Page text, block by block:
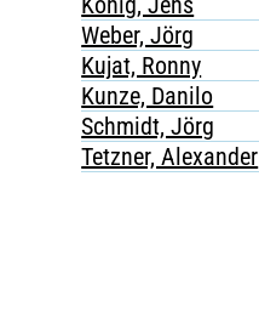
Weber, Jörg
Kujat, Ronny
Kunze, Danilo
Schmidt, Jörg
Tetzner, Alexander